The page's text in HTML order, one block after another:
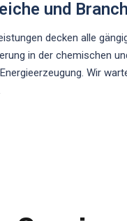
und
decken alle
in der chemischen
Wir